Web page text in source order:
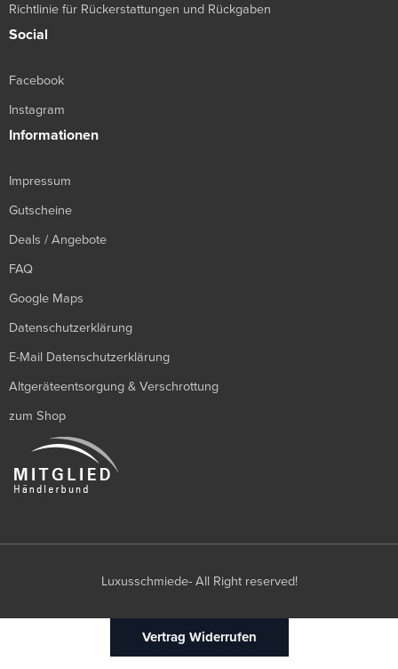
Richtlinie für Rückerstattungen und Rückgaben
Social
Facebook
Instagram
Informationen
Impressum
Gutscheine
Deals / Angebote
FAQ
Google Maps
Datenschutzerklärung
E-Mail Datenschutzerklärung
Altgeräteentsorgung & Verschrottung
zum Shop
Luxusschmiede- All Right reserved!
Vertrag Widerrufen